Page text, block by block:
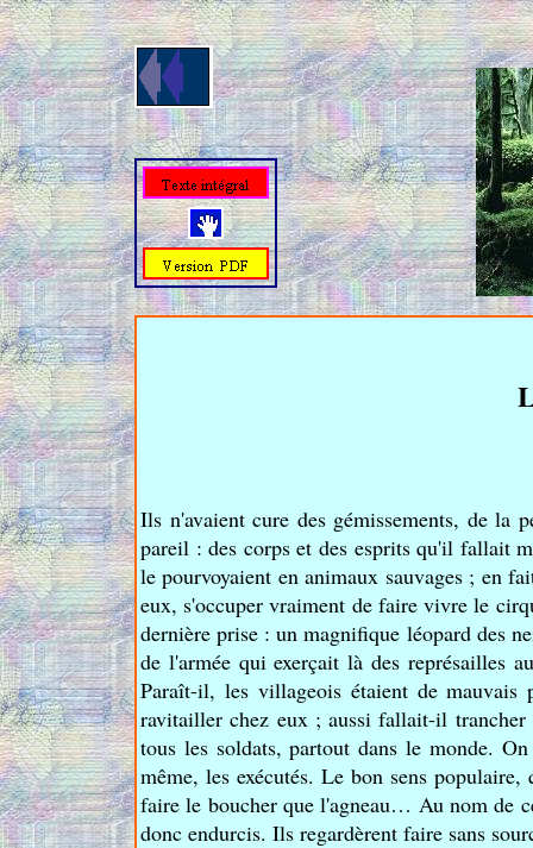
Ils n'avaient cure des gémissements, de la
pareil : des corps et des esprits qu'il fallait
le pourvoyaient en animaux sauvages ; en
eux, s'occuper vraiment de faire vivre le
dernière prise : un magnifique léopard des
de l'armée qui exerçait là des représailles
Paraît-il, les villageois étaient de mauvais
ravitailler chez eux ; aussi fallait-il
tous les soldats, partout dans le monde.
même, les exécutés. Le bon sens
faire le boucher que l'agneau… Au nom de
donc endurcis. Ils regardèrent faire sans